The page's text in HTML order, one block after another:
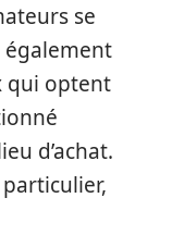
se
également
qui optent
d’achat.